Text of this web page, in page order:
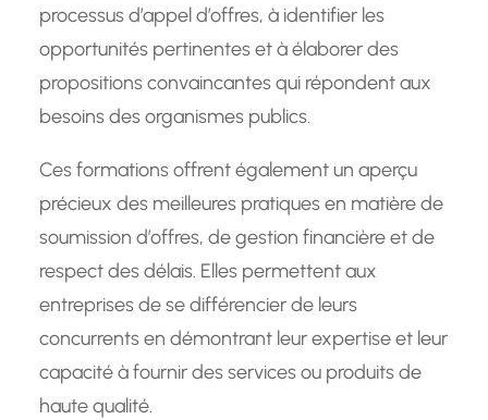
processus d’appel d’offres, à identifier les
opportunités pertinentes et à élaborer des
propositions convaincantes qui répondent aux
besoins des organismes publics.
Ces formations offrent également un aperçu
précieux des meilleures pratiques en matière de
soumission d’offres, de gestion financière et de
respect des délais. Elles permettent aux
entreprises de se différencier de leurs
concurrents en démontrant leur expertise et leur
capacité à fournir des services ou produits de
haute qualité.